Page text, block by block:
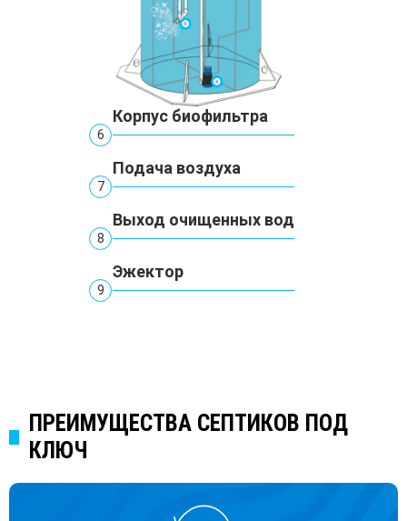
Корпус биофильтра
6
Подача воздуха
7
Выход очищенных вод
8
Эжектор
9
ПРЕИМУЩЕСТВА СЕПТИКОВ ПОД
КЛЮЧ